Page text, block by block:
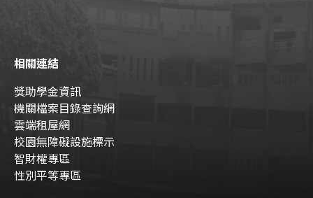
相關連結
獎助學金資訊
機關檔案目錄查詢網
雲端租屋網
校園無障礙設施標示
智財權專區
性別平等專區